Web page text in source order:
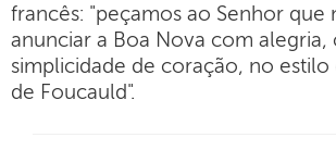
francês: "peçamos ao Senhor que
anunciar a Boa Nova com alegria,
simplicidade de coração, no estilo
de Foucauld".